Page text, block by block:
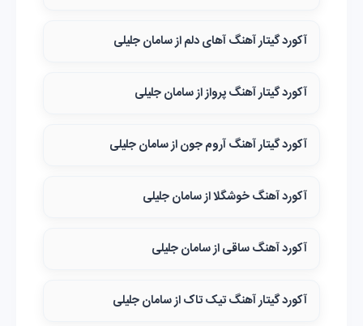
آکورد گیتار آهنگ آهای دلم از سامان جلیلی
آکورد گیتار آهنگ پرواز از سامان جلیلی
آکورد گیتار آهنگ آروم جون از سامان جلیلی
آکورد آهنگ خوشگلا از سامان جلیلی
آکورد آهنگ ساقی از سامان جلیلی
آکورد گیتار آهنگ تیک تاک از سامان جلیلی